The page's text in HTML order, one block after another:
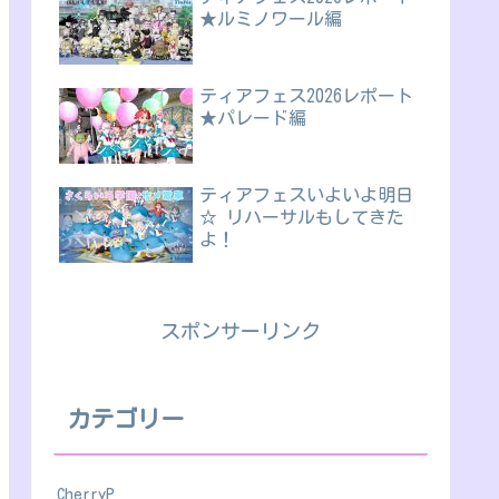
★ルミノワール編
ティアフェス2026レポート
★パレード編
ティアフェスいよいよ明日
☆ リハーサルもしてきた
よ！
スポンサーリンク
カテゴリー
CherryP